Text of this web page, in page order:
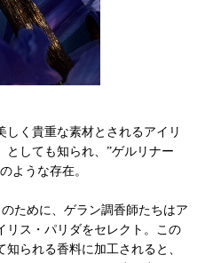
く貴重な素材とされるアイリ
としても知られ、”ゲルリナー
ような存在。
ために、ゲラン調香師たちはア
リス・パリダをセレクト。この
られる香料に加工されると、